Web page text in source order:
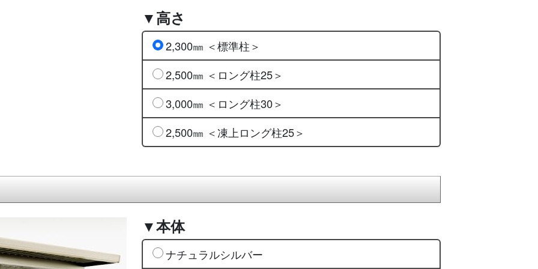
▼高さ
2,300㎜ ＜標準柱＞
2,500㎜ ＜ロング柱25＞
3,000㎜ ＜ロング柱30＞
2,500㎜ ＜凍上ロング柱25＞
▼本体
ナチュラルシルバー